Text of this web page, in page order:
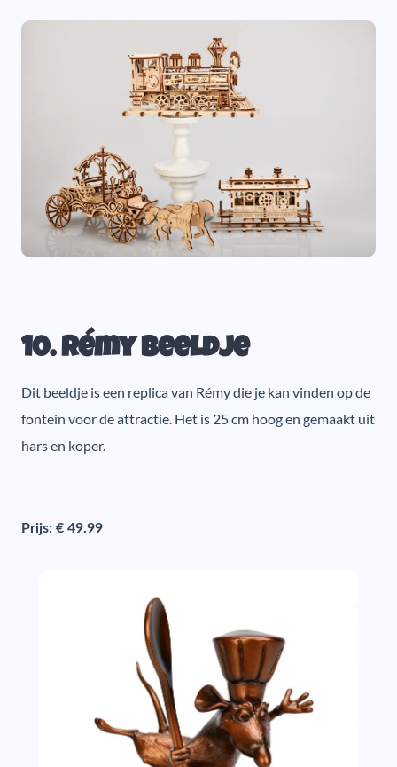
10. Rémy beeldje
Dit beeldje is een replica van Rémy die je kan vinden op de
fontein voor de attractie. Het is 25 cm hoog en gemaakt uit
hars en koper.
Prijs: € 49.99